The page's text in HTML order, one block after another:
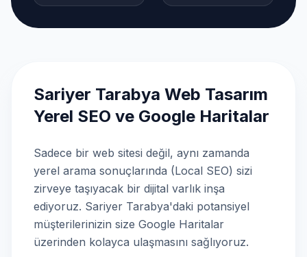
Sariyer Tarabya Web Tasarım
Yerel SEO ve Google Haritalar
Sadece bir web sitesi değil, aynı zamanda
yerel arama sonuçlarında (Local SEO) sizi
zirveye taşıyacak bir dijital varlık inşa
ediyoruz. Sariyer Tarabya'daki potansiyel
müşterilerinizin size Google Haritalar
üzerinden kolayca ulaşmasını sağlıyoruz.